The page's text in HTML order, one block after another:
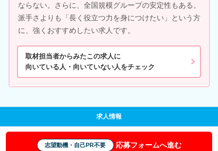
ならない。さらに、全国規模グループの安定性もある。
派手さよりも「長く役立つ力を身につけたい」という方
に、強くおすすめしたい求人です。
取材担当者からみたこの求人に
向いている人・向いていない人をチェック
求人情報
志望動機・自己PR不要 応募フォームへ進む